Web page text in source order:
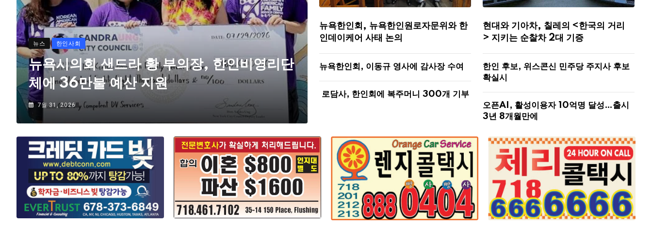
뉴스 한인사회
뉴욕시의회 샌드라 황 부의장, 한인비영리단
체에 36만불 예산 지원
7월 31, 2026
뉴욕한인회, 뉴욕한인원로자문위와 한
인데이케어 사태 논의
뉴욕한인회, 이동규 영사에 감사장 수여
로담사, 한인회에 복주머니 300개 기부
현대와 기아차, 칠레의 <한국의 거리
> 지키는 순찰차 2대 기증
한인 후보, 위스콘신 민주당 주지사 후보
확실시
오픈AI, 활성이용자 10억명 달성…출시
3년 8개월만에